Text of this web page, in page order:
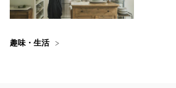
趣味・生活